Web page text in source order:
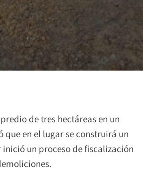
de tres hectáreas en un
que en el lugar se construirá un
un proceso de fiscalización